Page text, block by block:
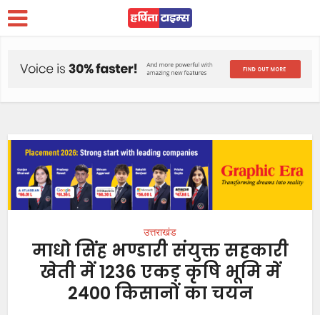
उत्तराखंड
माधो सिंह भण्डारी संयुक्त सहकारी
खेती में 1236 एकड़ कृषि भूमि में
2400 किसानों का चयन